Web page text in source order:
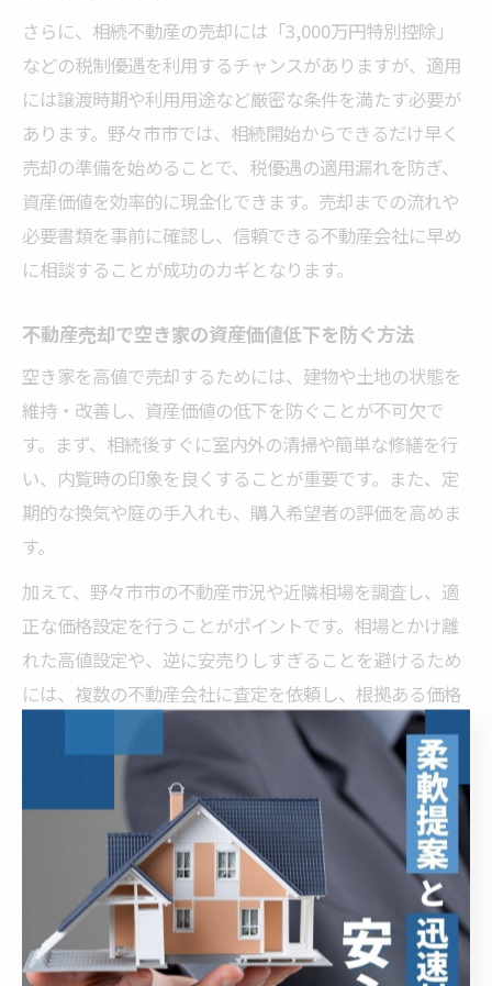
さらに、相続不動産の売却には「3,000万円特別控除」
などの税制優遇を利用するチャンスがありますが、適用
には譲渡時期や利用用途など厳密な条件を満たす必要が
あります。野々市市では、相続開始からできるだけ早く
売却の準備を始めることで、税優遇の適用漏れを防ぎ、
資産価値を効率的に現金化できます。売却までの流れや
必要書類を事前に確認し、信頼できる不動産会社に早め
に相談することが成功のカギとなります。
不動産売却で空き家の資産価値低下を防ぐ方法
空き家を高値で売却するためには、建物や土地の状態を
維持・改善し、資産価値の低下を防ぐことが不可欠で
す。まず、相続後すぐに室内外の清掃や簡単な修繕を行
い、内覧時の印象を良くすることが重要です。また、定
期的な換気や庭の手入れも、購入希望者の評価を高めま
す。
加えて、野々市市の不動産市況や近隣相場を調査し、適
正な価格設定を行うことがポイントです。相場とかけ離
れた高値設定や、逆に安売りしすぎることを避けるため
には、複数の不動産会社に査定を依頼し、根拠ある価格
で売却活動を進めましょう。資産価値を維持しながら売
却することで、相続財産を最大限活用できます。
野々市市の空き家を不動産売却で有効活用する
野々市市で空き家となった不動産を売却することは、単
なる処分ではなく、地域資源の有効活用にもつながりま
す。売却により新たな所有者が居住や事業利用を始めれ
ば、地域の活性化や空き家問題の解決に貢献できます。